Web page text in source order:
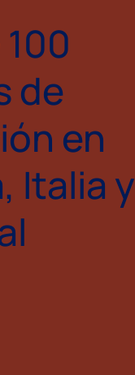
de
en
Italia y